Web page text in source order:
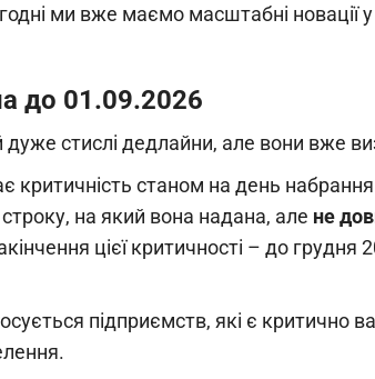
ми вже маємо масштабні новації
до 01.09.2026
дуже стислі дедлайни, але вони вже
станом на день
на який вона надана, але не
цієї критичності – до грудня
підприємств, які є критично